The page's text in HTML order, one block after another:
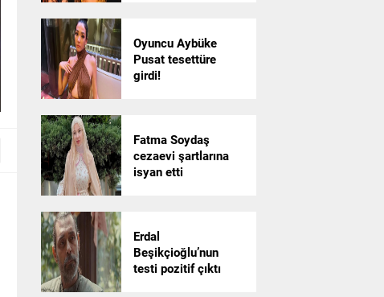
Oyuncu Aybüke
Pusat tesettüre
girdi!
Fatma Soydaş
cezaevi şartlarına
isyan etti
Erdal
Beşikçioğlu’nun
testi pozitif çıktı